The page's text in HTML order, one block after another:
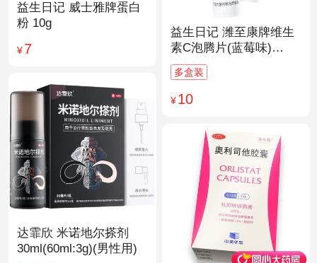
益生日记 威士雅牌蛋白
粉 10g
¥7
益生日记 潍至康牌维生
素C泡腾片(蓝莓味)
4.0g*20片
多盒装
¥10
达霏欣 米诺地尔搽剂
30ml(60ml:3g)(男性用)